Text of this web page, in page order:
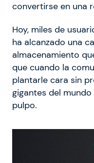
convertirse en una
Hoy, miles de
ha alcanzado una
almacenamiento
que cuando la
plantarle cara sin
gigantes del
pulpo.